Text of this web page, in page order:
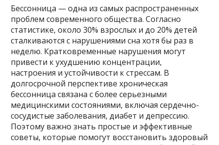
Бессонница — одна из самых распространенных
проблем современного общества. Согласно
статистике, около 30% взрослых и до 20% детей
сталкиваются с нарушениями сна хотя бы раз в
неделю. Кратковременные нарушения могут
привести к ухудшению концентрации,
настроения и устойчивости к стрессам. В
долгосрочной перспективе хроническая
бессонница связана с более серьезными
медицинскими состояниями, включая сердечно-
сосудистые заболевания, диабет и депрессию.
Поэтому важно знать простые и эффективные
советы, которые помогут восстановить здоровый